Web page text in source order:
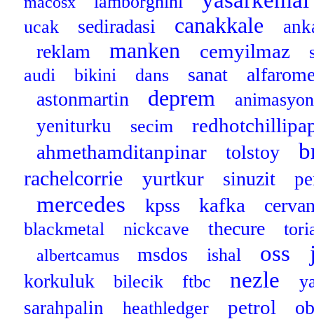
ucak sediradasi canakkale
reklam manken cemyilmaz
audi
bikini dans sanat
astonmartin
deprem
yeniturku secim
ahmethamditanpinar
tolstoy
rachelcorrie yurtkur sinuzit
mercedes kpss kafka
blackmetal nickcave thecure
albertcamus msdos ishal oss
korkuluk bilecik ftbc nezle
sarahpalin heathledger petrol